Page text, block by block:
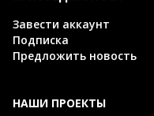
Завести аккаунт
Подписка
Предложить новость
НАШИ ПРОЕКТЫ